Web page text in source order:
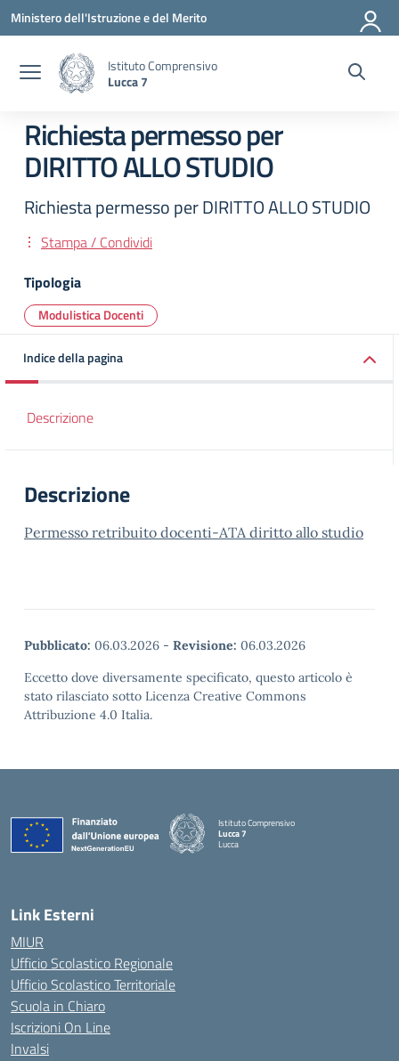
Vai ai contenuti
Vai al menu di navigazione
Vai al footer
Ministero dell'Istruzione e del Merito
Istituto Comprensivo
Lucca 7
Richiesta permesso per
DIRITTO ALLO STUDIO
Richiesta permesso per DIRITTO ALLO STUDIO
Stampa / Condividi
Tipologia
Modulistica Docenti
Indice della pagina
Descrizione
Descrizione
Permesso retribuito docenti-ATA diritto allo studio
Pubblicato: 06.03.2026 - Revisione: 06.03.2026
Eccetto dove diversamente specificato, questo articolo è
stato rilasciato sotto Licenza Creative Commons
Attribuzione 4.0 Italia.
Istituto Comprensivo
Lucca 7
Lucca
Link Esterni
MIUR
Ufficio Scolastico Regionale
Ufficio Scolastico Territoriale
Scuola in Chiaro
Iscrizioni On Line
Invalsi